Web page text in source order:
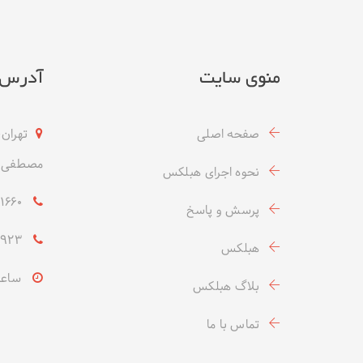
منوی سایت
صفحه اصلی
نحوه اجرای هبلکس
پرسش و پاسخ
هبلکس
بلاگ هبلکس
تماس با ما
آدرس
مصطفی
021-22449923- (۹۸+)
ساعت